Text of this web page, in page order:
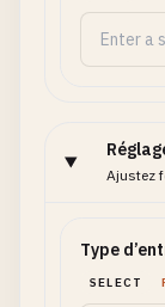
Ajustez
Type
SELECT